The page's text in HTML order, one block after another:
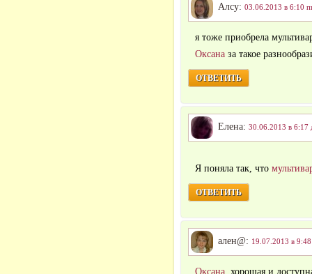
Алсу: 03.06.2013 в 6:10
я тоже приобрела
Оксана за такое
ОТВЕТИТЬ
Елена: 30.06.2013 в 6:17
Я поняла так, что
ОТВЕТИТЬ
ален@: 19.07.2013 в
Оксана , хорошая и